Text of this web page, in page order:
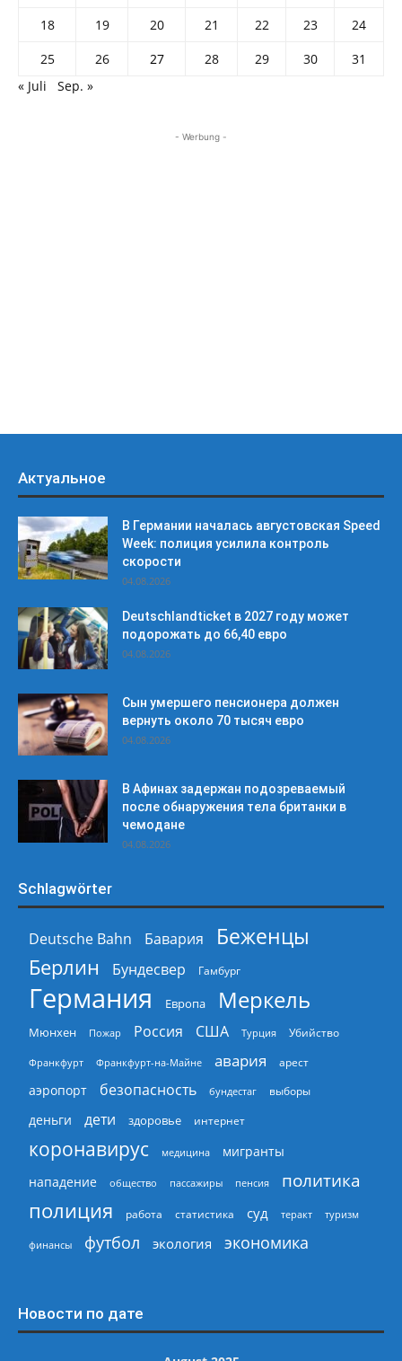
18
19 20 21 22 23
24
25
26 27 28 29 30
31
« Juli
Sep. »
- Werbung -
Актуальное
В Германии началась августовская Speed
Week: полиция усилила контроль
скорости
04.08.2026
Deutschlandticket в 2027 году может
подорожать до 66,40 евро
04.08.2026
Сын умершего пенсионера должен
вернуть около 70 тысяч евро
04.08.2026
В Афинах задержан подозреваемый
после обнаружения тела британки в
чемодане
04.08.2026
Schlagwörter
Deutsche Bahn Бавария
Беженцы
Берлин
Бундесвер Гамбург
Германия Европа Меркель
Мюнхен Пожар Россия США Турция Убийство
Франкфурт Франкфурт-на-Майне авария арест
аэропорт безопасность бундестаг выборы
деньги дети здоровье интернет
коронавирус медицина
мигранты
нападение
общество пассажиры пенсия политика
полиция работа статистика суд теракт туризм
финансы футбол экология экономика
Новости по дате